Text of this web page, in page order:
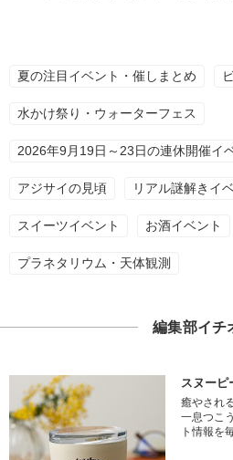
夏の注目イベント・催しまとめ
水かけ祭り・ウォーターフェス
2026年9月19日～23日の連休開催イ
アジサイの見頃 リアル謎解きイ
スイーツイベント お酒イベント
プラネタリウム・天体観測
編集部イチ
スヌーピ
癒やされ
一息つこ
ト情報を